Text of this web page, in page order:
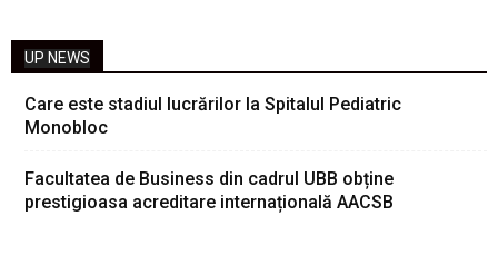
UP NEWS
Care este stadiul lucrărilor la Spitalul Pediatric
Monobloc
Facultatea de Business din cadrul UBB obține
prestigioasa acreditare internațională AACSB